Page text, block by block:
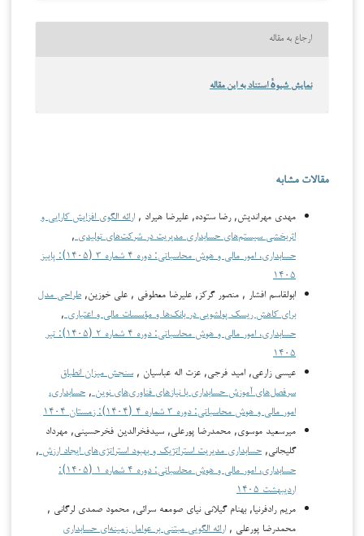
ارجاع به مقاله
نمایش شیوهٔ استناد به این مقاله
مقالات مشابه
مهدي مهراندیش, رضا ستوده, علیرضا هیراد , ارائه الگوی افزایش کارایی و
اثربخشی سیستم‌های حسابداری مدیریت در شرکت‌های تولیدی ,
حسابداری، امور مالی و هوش محاسباتی: دوره ۴ شماره ۳ (۱۴۰۵): پاییز
۱۴۰۵
ابولقاسم افشار , منصور گرکز, علیرضا معطوفی , علی خوزین, طراحی مدل
برای کاهش ریسک پولشویی در بانک‌ها و مؤسسات مالی و اعتباری ,
حسابداری، امور مالی و هوش محاسباتی: دوره ۴ شماره ۲ (۱۴۰۵): تیر
۱۴۰۵
عیسی زارعی, امید فرجی, عزت اله عباسیان , سنجش میزان انطباق
سرفصل‌های آموزش حسابداری با نیازهای فناوری‌های نوین , حسابداری،
امور مالی و هوش محاسباتی: دوره ۳ شماره ۴ (۱۴۰۴): زمستان ۱۴۰۴
میرسعید موسوی, محمدرضا پورعلی, سیدفخرالدین فخرحسینی, مهرداد
گلیجانی, حسابداری مدیریت استراتژیک و بهبود استراتژی‌های ایجاد ارزش ,
حسابداری، امور مالی و هوش محاسباتی: دوره ۴ شماره ۱ (۱۴۰۵):
اردیبهشت ۱۴۰۵
مریم رادفرنیا, بهنام گیلانی نیای صومعه سرائی, محمود صمدی لرگانی ,
محمدرضا پورعلی , ارائه الگویی مبتنی بر عوامل زمینه‌ای حسابداری